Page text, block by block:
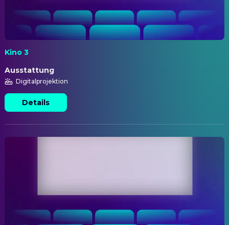
Kino 3
Ausstattung
Digitalprojektion
Details